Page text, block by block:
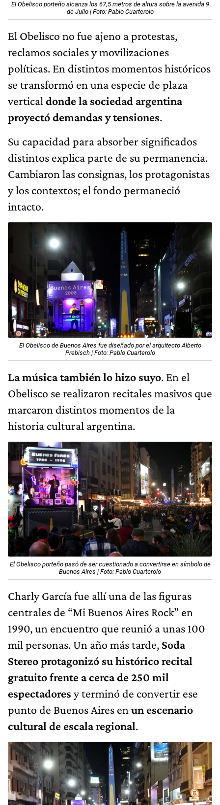
El Obelisco porteño alcanza los 67,5 metros de altura sobre la avenida 9
de Julio | Foto: Pablo Cuarterolo
El Obelisco no fue ajeno a protestas,
reclamos sociales y movilizaciones
políticas. En distintos momentos históricos
se transformó en una especie de plaza
vertical donde la sociedad argentina
proyectó demandas y tensiones.
Su capacidad para absorber significados
distintos explica parte de su permanencia.
Cambiaron las consignas, los protagonistas
y los contextos; el fondo permaneció
intacto.
El Obelisco de Buenos Aires fue diseñado por el arquitecto Alberto
Prebisch | Foto: Pablo Cuarterolo
La música también lo hizo suyo. En el
Obelisco se realizaron recitales masivos que
marcaron distintos momentos de la
historia cultural argentina.
El Obelisco porteño pasó de ser cuestionado a convertirse en símbolo de
Buenos Aires | Foto: Pablo Cuarterolo
Charly García fue allí una de las figuras
centrales de “Mi Buenos Aires Rock” en
1990, un encuentro que reunió a unas 100
mil personas. Un año más tarde, Soda
Stereo protagonizó su histórico recital
gratuito frente a cerca de 250 mil
espectadores y terminó de convertir ese
punto de Buenos Aires enun escenario
cultural de escala regional.